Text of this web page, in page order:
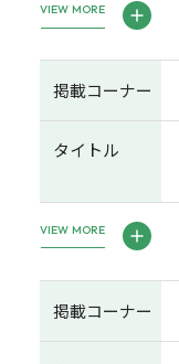
VIEW MORE
掲載コーナー
タイトル
VIEW MORE
掲載コーナー